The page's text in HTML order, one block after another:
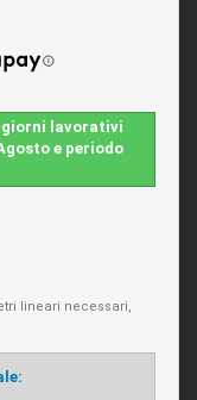
giorni lavorativi
e periodo
lineari necessari,